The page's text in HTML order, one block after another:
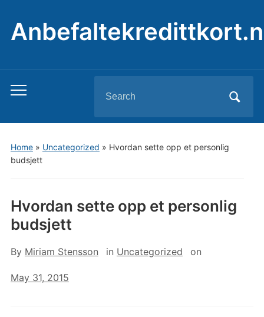
Toggle
menu
for:
Home» Uncategorized » Hvordan sette opp et personlig
budsjett
Hvordan sette opp et personlig
budsjett
By Miriam Stensson in Uncategorized on
May 31, 2015